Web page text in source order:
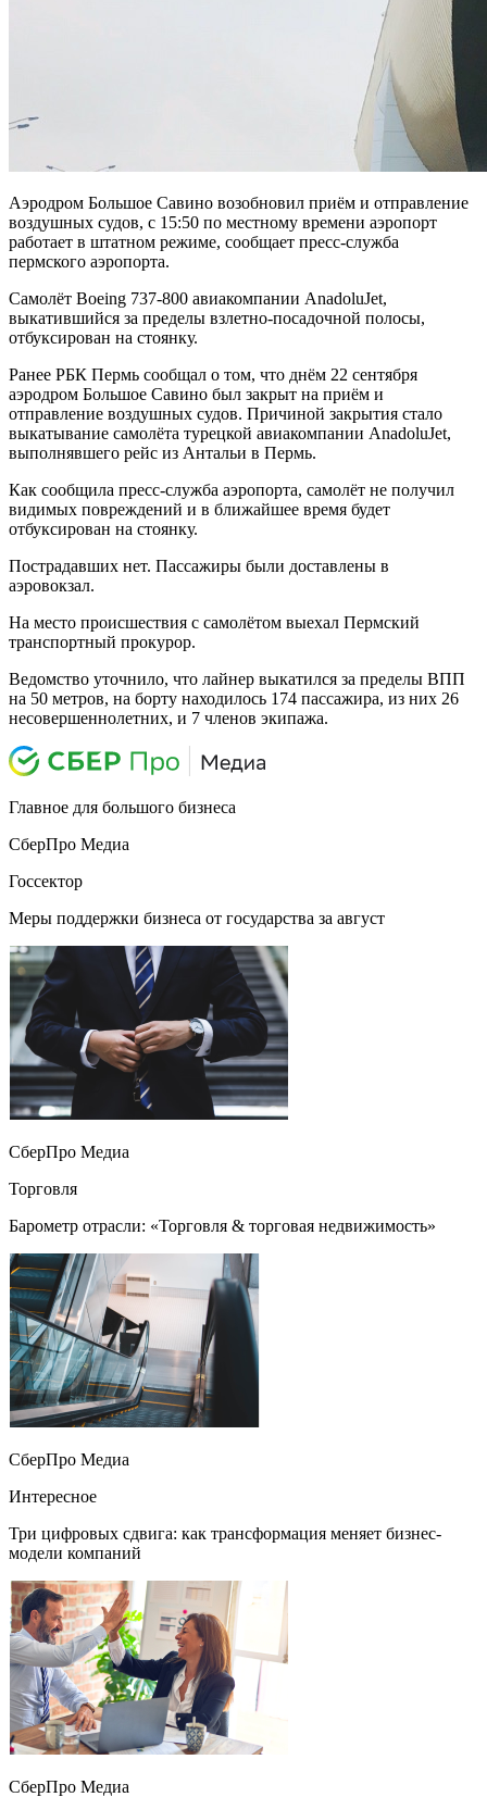
Аэродром Большое Савино возобновил приём и отправление
воздушных судов, с 15:50 по местному времени аэропорт
работает в штатном режиме, сообщает пресс-служба
пермского аэропорта.
Самолёт Boeing 737-800 авиакомпании AnadoluJet,
выкатившийся за пределы взлетно-посадочной полосы,
отбуксирован на стоянку.
Ранее РБК Пермь сообщал о том, что днём 22 сентября
аэродром Большое Савино был закрыт на приём и
отправление воздушных судов. Причиной закрытия стало
выкатывание самолёта турецкой авиакомпании AnadoluJet,
выполнявшего рейс из Антальи в Пермь.
Как сообщила пресс-служба аэропорта, самолёт не получил
видимых повреждений и в ближайшее время будет
отбуксирован на стоянку.
Пострадавших нет. Пассажиры были доставлены в
аэровокзал.
На место происшествия с самолётом выехал Пермский
транспортный прокурор.
Ведомство уточнило, что лайнер выкатился за пределы ВПП
на 50 метров, на борту находилось 174 пассажира, из них 26
несовершеннолетних, и 7 членов экипажа.
Главное для большого бизнеса
СберПро Медиа
Госсектор
Меры поддержки бизнеса от государства за август
СберПро Медиа
Торговля
Барометр отрасли: «Торговля & торговая недвижимость»
СберПро Медиа
Интересное
Три цифровых сдвига: как трансформация меняет бизнес-
модели компаний
СберПро Медиа